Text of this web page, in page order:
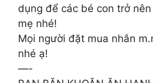
dụng để các bé con trở
mẹ nhé!
Mọi người đặt mua nhắn
nhé ạ!
—-